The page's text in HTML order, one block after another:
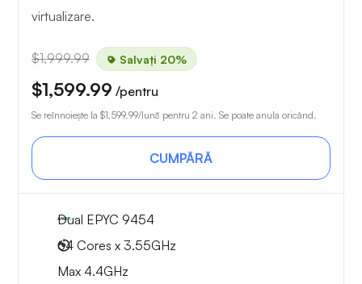
virtualizare.
$1,999.99 Salvați 20%
$1,599.99 /pentru
Se reînnoiește la $1,599.99/lună pentru 2 ani. Se poate anula oricând.
CUMPĂRĂ
Dual EPYC 9454
64 Cores x 3.55GHz
Max 4.4GHz